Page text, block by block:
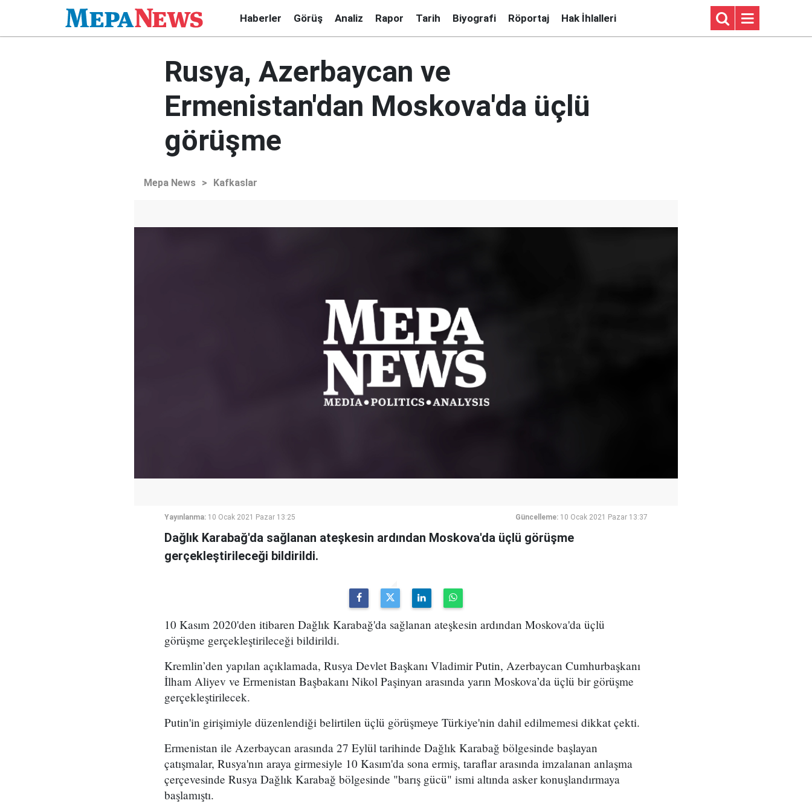
Haberler Görüş Analiz Rapor Tarih Biyografi Röportaj Hak İhlalleri
Rusya, Azerbaycan ve
Ermenistan'dan Moskova'da üçlü
görüşme
Mepa News > Kafkaslar
Yayınlanma: 10 Ocak 2021 Pazar 13:25 Güncelleme: 10 Ocak 2021 Pazar 13:37
Dağlık Karabağ'da sağlanan ateşkesin ardından Moskova'da üçlü görüşme
gerçekleştirileceği bildirildi.
10 Kasım 2020'den itibaren Dağlık Karabağ'da sağlanan ateşkesin ardından Moskova'da üçlü
görüşme gerçekleştirileceği bildirildi.
Kremlin’den yapılan açıklamada, Rusya Devlet Başkanı Vladimir Putin, Azerbaycan Cumhurbaşkanı
İlham Aliyev ve Ermenistan Başbakanı Nikol Paşinyan arasında yarın Moskova’da üçlü bir görüşme
gerçekleştirilecek.
Putin'in girişimiyle düzenlendiği belirtilen üçlü görüşmeye Türkiye'nin dahil edilmemesi dikkat çekti.
Ermenistan ile Azerbaycan arasında 27 Eylül tarihinde Dağlık Karabağ bölgesinde başlayan
çatışmalar, Rusya'nın araya girmesiyle 10 Kasım'da sona ermiş, taraflar arasında imzalanan anlaşma
çerçevesinde Rusya Dağlık Karabağ bölgesinde "barış gücü" ismi altında asker konuşlandırmaya
başlamıştı.